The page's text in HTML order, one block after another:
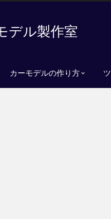
デル製作室
カーモデルの作り方